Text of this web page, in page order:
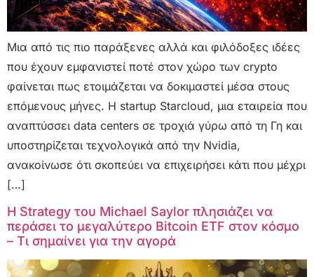
Μια από τις πιο παράξενες αλλά και φιλόδοξες ιδέες
που έχουν εμφανιστεί ποτέ στον χώρο των crypto
φαίνεται πως ετοιμάζεται να δοκιμαστεί μέσα στους
επόμενους μήνες. Η startup Starcloud, μια εταιρεία που
αναπτύσσει data centers σε τροχιά γύρω από τη Γη και
υποστηρίζεται τεχνολογικά από την Nvidia,
ανακοίνωσε ότι σκοπεύει να επιχειρήσει κάτι που μέχρι
[…]
Η Strategy του Michael Saylor πλησιάζει να
περάσει το μεγαλύτερο Bitcoin ETF στον κόσμο
– Τι σημαίνει για την αγορά